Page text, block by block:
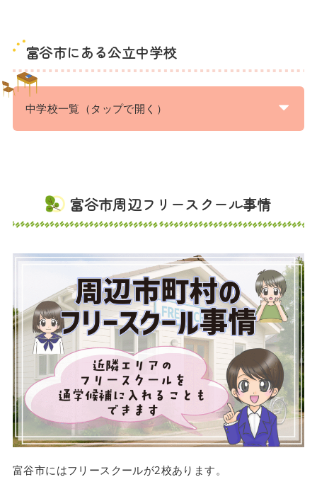
富谷市にある公立中学校
中学校一覧（タップで開く）
富谷市周辺フリースクール事情
富谷市にはフリースクールが2校あります。